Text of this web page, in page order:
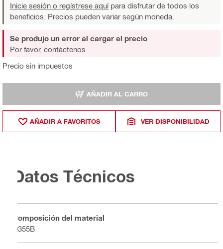
Inicie sesión o regístrese aquípara disfrutar de todos los
beneficios. Precios pueden variar según moneda.
Precio sin impuestos
Se produjo un error al cargar el precio
Por favor, contáctenos
AÑADIR AL CARRO
AÑADIR A FAVORITOS VER DISPONIBILIDAD
Datos Técnicos
Composición del material
Q355B